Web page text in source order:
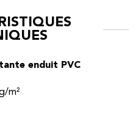
enduit PVC
m²